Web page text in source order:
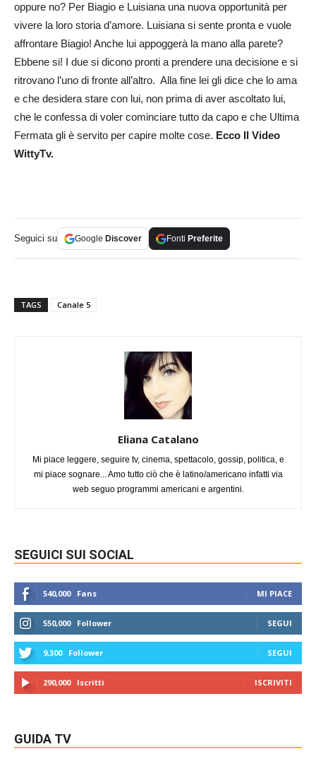
oppure no? Per Biagio e Luisiana una nuova opportunità per
vivere la loro storia d’amore. Luisiana si sente pronta e vuole
affrontare Biagio! Anche lui appoggerà la mano alla parete?
Ebbene si! I due si dicono pronti a prendere una decisione e si
ritrovano l’uno di fronte all’altro. Alla fine lei gli dice che lo ama
e che desidera stare con lui, non prima di aver ascoltato lui,
che le confessa di voler cominciare tutto da capo e che Ultima
Fermata gli è servito per capire molte cose. Ecco Il Video
WittyTv.
Seguici su Google Discover Fonti Preferite
TAGS Canale 5
Eliana Catalano
Mi piace leggere, seguire tv, cinema, spettacolo, gossip, politica, e
mi piace sognare... Amo tutto ciò che è latino/americano infatti via
web seguo programmi americani e argentini.
SEGUICI SUI SOCIAL
540,000 Fans MI PIACE
550,000 Follower SEGUI
9,300 Follower SEGUI
290,000 Iscritti ISCRIVITI
GUIDA TV